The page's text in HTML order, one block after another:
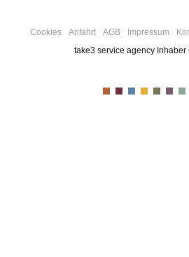
Cookies Anfahrt AGB Impressum
take3 service agency Inhaber